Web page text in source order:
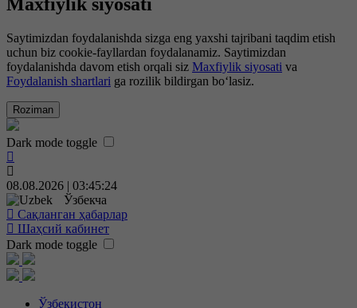
Saytimizdan foydalanishda sizga eng yaxshi tajribani taqdim etish
uchun biz cookie-fayllardan foydalanamiz. Saytimizdan
foydalanishda davom etish orqali siz Maxfiylik siyosati va
Foydalanish shartlari ga rozilik bildirgan bo‘lasiz.
Roziman
Dark mode toggle
08.08.2026 | 03:45:25
Ўзбекча
Сақланган ҳабарлар
Шаҳсий кабинет
Dark mode toggle
Ўзбекистон